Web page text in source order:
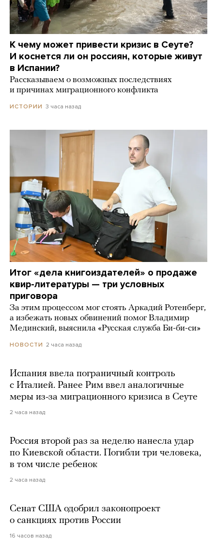
К чему может привести кризис в Сеуте?
И коснется ли он россиян, которые живут
в Испании?
Рассказываем о возможных последствиях
и причинах миграционного конфликта
ИСТОРИИ 3 часа назад
Итог «дела книгоиздателей» о продаже
квир-литературы — три условных
приговора
За этим процессом мог стоять Аркадий Ротенберг,
а избежать новых обвинений помог Владимир
Мединский, выяснила «Русская служба Би-би-си»
НОВОСТИ 2 часа назад
Испания ввела пограничный контроль
с Италией. Ранее Рим ввел аналогичные
меры из-за миграционного кризиса в Сеуте
2 часа назад
Россия второй раз за неделю нанесла удар
по Киевской области. Погибли три человека,
в том числе ребенок
2 часа назад
Сенат США одобрил законопроект
о санкциях против России
16 часов назад